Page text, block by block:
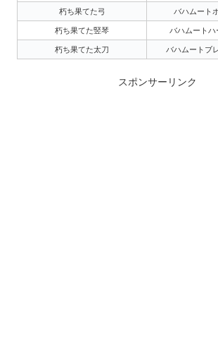
朽ち果てた弓 バハムート
朽ち果てた竪琴 バハムートハ
朽ち果てた太刀 バハムートブ
スポンサーリンク